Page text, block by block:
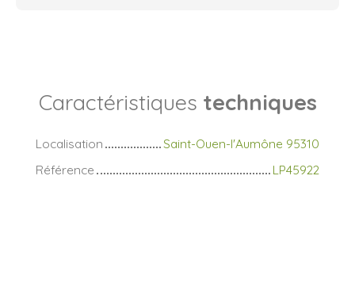
Caractéristiques techniques
Localisation
Saint-Ouen-l'Aumône 95310
Référence
LP45922